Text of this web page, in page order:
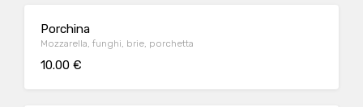
Porchina
Mozzarella, funghi, brie, porchetta
10.00 €